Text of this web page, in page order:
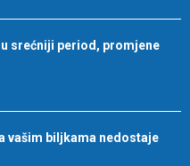
srećniji period, promjene
vašim biljkama nedostaje